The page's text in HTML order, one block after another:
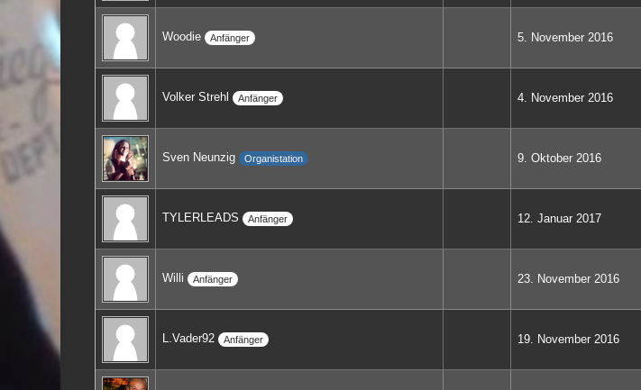
Woodie Anfänger 5. November 2016
Volker Strehl Anfänger 4. November 2016
Sven Neunzig Organistation 9. Oktober 2016
TYLERLEADS Anfänger 12. Januar 2017
Willi Anfänger 23. November 2016
L.Vader92 Anfänger 19. November 2016